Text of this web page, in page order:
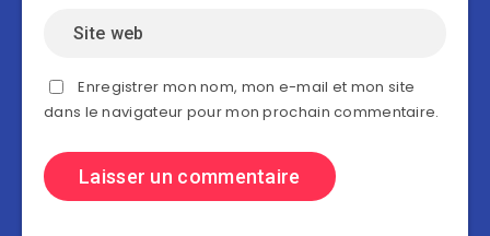
Enregistrer mon nom, mon e-mail et mon site
dans le navigateur pour mon prochain commentaire.